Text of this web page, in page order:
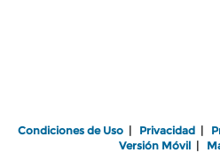
Condiciones de Uso | Privacidad |
Versión Móvil|